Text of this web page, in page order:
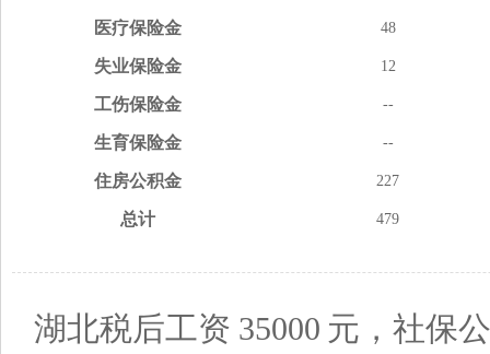
医疗保险金 48
失业保险金 12
工伤保险金 --
生育保险金 --
住房公积金 227
总计 479
湖北税后工资 35000 元，社保